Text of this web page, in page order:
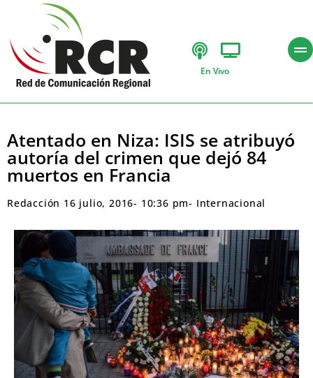
En Vivo
Atentado en Niza: ISIS se atribuyó
autoría del crimen que dejó 84
muertos en Francia
Redacción 16 julio, 2016- 10:36 pm- Internacional